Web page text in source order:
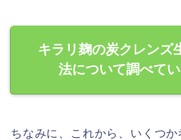
キラリ麹の炭クレンズ
法について調べて
ちなみに、これから、いくつ